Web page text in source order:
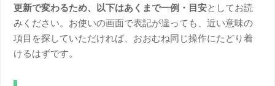
更新で変わるため、以下はあくまで一例・目安としてお読
みください。お使いの画面で表記が違っても、近い意味の
項目を探していただければ、おおむね同じ操作にたどり着
けるはずです。